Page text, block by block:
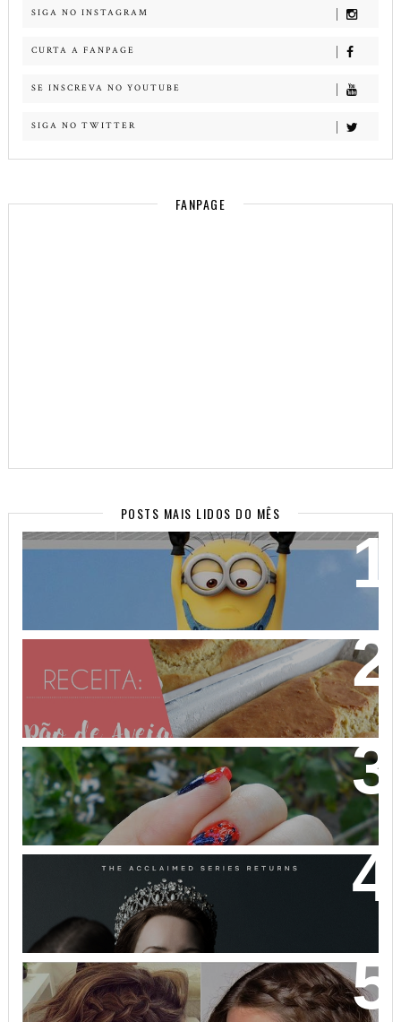
SIGA NO INSTAGRAM
CURTA A FANPAGE
SE INSCREVA NO YOUTUBE
SIGA NO TWITTER
FANPAGE
POSTS MAIS LIDOS DO MÊS
WALLPAPERS SUPER FOFOS PARA SEU CELULAR!
PÃO DE AVEIA FEITO COM MASSA MOLE - NÃO
PRECISA SOVAR! VEM APRENDER!
NAIL ART MICKEY MOUSE
THE CROWN: A HISTÓRIA DA REALEZA BRITÂNICA
COMO VOCÊ NUNCA VIU!
32 INSPIRAÇÕES DE PENTEADOS PARA CABELOS
CURTOS